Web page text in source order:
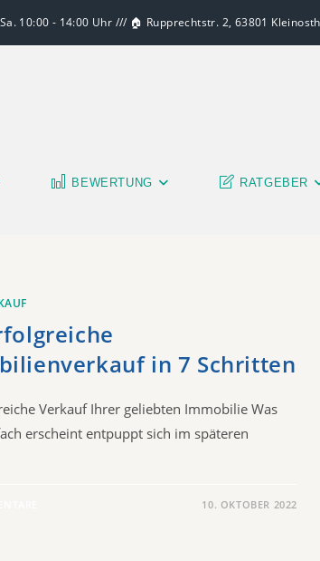
10:00 - 14:00 Uhr /// 🏠 Rupprechtstr. 2, 63801
BEWERTUNG RATGEBER
in 7 Schritten
Verkauf Ihrer geliebten Immobilie Was
erscheint entpuppt sich im späteren
10. OKTOBER 2022